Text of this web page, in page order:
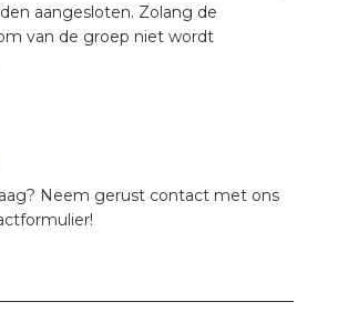
aangesloten. Zolang de
van de groep niet wordt
Neem gerust contact met ons